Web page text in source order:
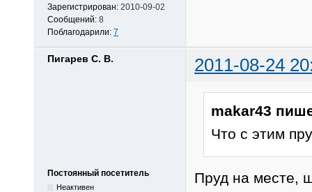
Зарегистрирован: 2010-09-02
Сообщений: 8
Поблагодарили: 7
Пигарев С. В. 2011-08-24
Постоянный посетитель
Неактивен
makar43
Что с этим
Пруд на месте,